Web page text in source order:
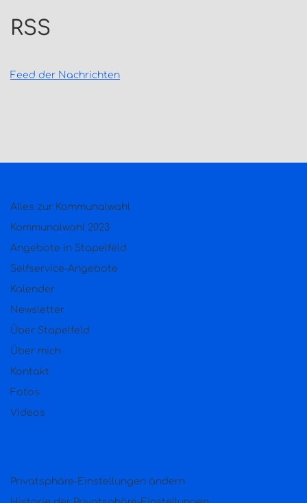
RSS
Feed der Nachrichten
Alles zur Kommunalwahl
Kommunalwahl 2023
Angebote in Stapelfeld
Selfservice-Angebote
Kalender
Newsletter
Über Stapelfeld
Über mich
Kontakt
Fotos
Videos
Privatsphäre-Einstellungen ändern